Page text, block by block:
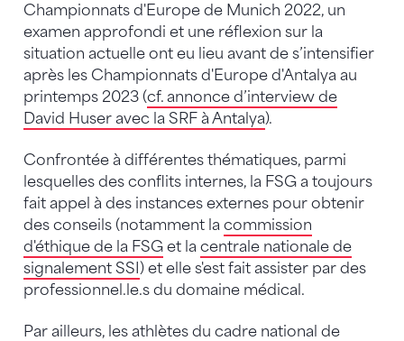
Championnats d'Europe de Munich 2022, un
examen approfondi et une réflexion sur la
situation actuelle ont eu lieu avant de s’intensifier
après les Championnats d'Europe d'Antalya au
printemps 2023 (cf. annonce d’interview de
David Huser avec la SRF à Antalya).
Confrontée à différentes thématiques, parmi
lesquelles des conflits internes, la FSG a toujours
fait appel à des instances externes pour obtenir
des conseils (notamment la commission
d'éthique de la FSG et la centrale nationale de
signalement SSI ) et elle s'est fait assister par des
professionnel.le.s du domaine médical.
Par ailleurs, les athlètes du cadre national de